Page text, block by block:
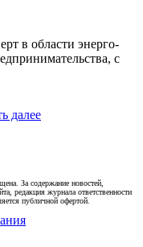
в области энерго-
с
далее
За содержание новостей,
редакция журнала ответственности
публичной офертой.